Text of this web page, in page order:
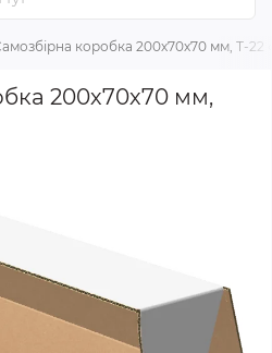
коробка 200х70х70 мм, Т-22
200х70х70 мм,